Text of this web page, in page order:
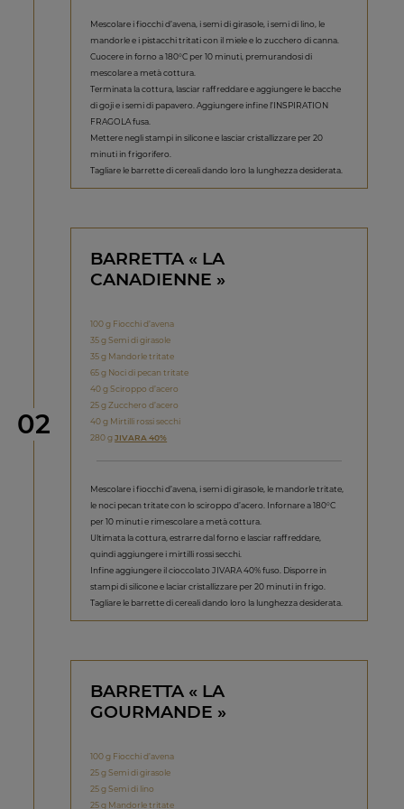
Mescolare i fiocchi d’avena, i semi di girasole, i semi di lino, le
mandorle e i pistacchi tritati con il miele e lo zucchero di canna.
Cuocere in forno a 180°C per 10 minuti, premurandosi di
mescolare a metà cottura.
Terminata la cottura, lasciar raffreddare e aggiungere le bacche
di goji e i semi di papavero. Aggiungere infine l’INSPIRATION
FRAGOLA fusa.
Mettere negli stampi in silicone e lasciar cristallizzare per 20
minuti in frigorifero.
Tagliare le barrette di cereali dando loro la lunghezza desiderata.
Step
02
BARRETTA « LA
CANADIENNE »
100 g Fiocchi d’avena
35 g Semi di girasole
35 g Mandorle tritate
65 g Noci di pecan tritate
40 g Sciroppo d’acero
25 g Zucchero d’acero
40 g Mirtilli rossi secchi
280 gJIVARA 40%
Mescolare i fiocchi d’avena, i semi di girasole, le mandorle tritate,
le noci pecan tritate con lo sciroppo d’acero. Infornare a 180°C
per 10 minuti e rimescolare a metà cottura.
Ultimata la cottura, estrarre dal forno e lasciar raffreddare,
quindi aggiungere i mirtilli rossi secchi.
Infine aggiungere il cioccolato JIVARA 40% fuso. Disporre in
stampi di silicone e laciar cristallizzare per 20 minuti in frigo.
Tagliare le barrette di cereali dando loro la lunghezza desiderata.
BARRETTA « LA
GOURMANDE »
100 g Fiocchi d’avena
25 g Semi di girasole
25 g Semi di lino
25 g Mandorle tritate